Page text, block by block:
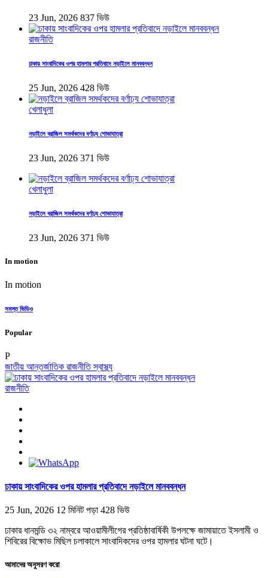
23 Jun, 2026 837 ভিউ
রাজনীতি
ঢাকায় সাংবাদিকের ওপর হামলার প্রতিবাদে নড়াইলে মানববন্ধন
25 Jun, 2026 428 ভিউ
খেলাধুলা
নড়াইলে ব্রাজিল সমর্থকদের বর্ণাঢ্য শোভাযাত্রা
23 Jun, 2026 371 ভিউ
খেলাধুলা
নড়াইলে ব্রাজিল সমর্থকদের বর্ণাঢ্য শোভাযাত্রা
23 Jun, 2026 371 ভিউ
In motion
In motion
সমস্ত ভিডিও
Popular
P
জাতীয় আন্তর্জাতিক রাজনীতিস্বাস্থ্য
রাজনীতি
ঢাকায় সাংবাদিকের ওপর হামলার প্রতিবাদে নড়াইলে মানববন্ধন
25 Jun, 2026 12 মিনিট পড়া 428 ভিউ
ঢাকার ধানমন্ডি ৩২ নাম্বরে আওয়ামীলীগের প্রতিষ্ঠাবার্ষিকী উপলক্ষে জামায়াতে ইসলামী ও
শিবিরের বিক্ষোভ মিছিল চলাকালে সাংবাদিকদের ওপর হামলার ঘটনা ঘটে।
আমাদের অনুসরণ করো